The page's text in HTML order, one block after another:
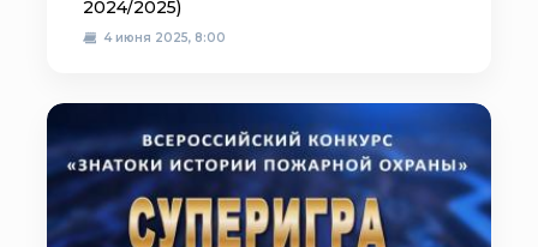
2024/2025)
4 июня 2025, 8:00